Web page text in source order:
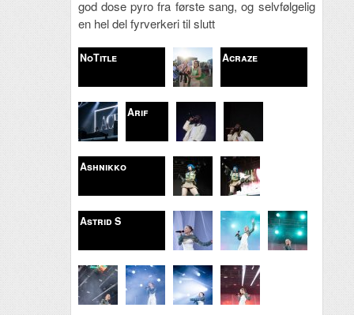
god dose pyro fra første sang, og selvfølgelig
en hel del fyrverkeri til slutt
NoTitle Acraze
Arif
Ashnikko
Astrid S